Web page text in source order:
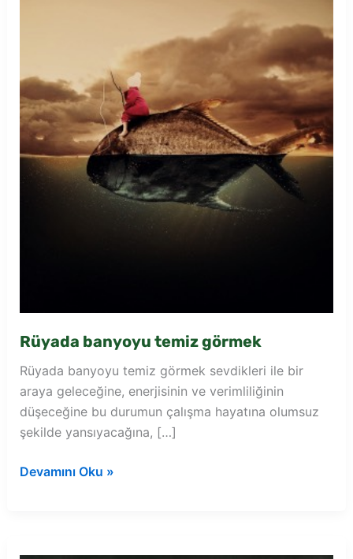
Rüyada banyoyu temiz görmek
Rüyada banyoyu temiz görmek sevdikleri ile bir
araya geleceğine, enerjisinin ve verimliliğinin
düşeceğine bu durumun çalışma hayatına olumsuz
şekilde yansıyacağına, […]
Rüyada
Devamını Oku »